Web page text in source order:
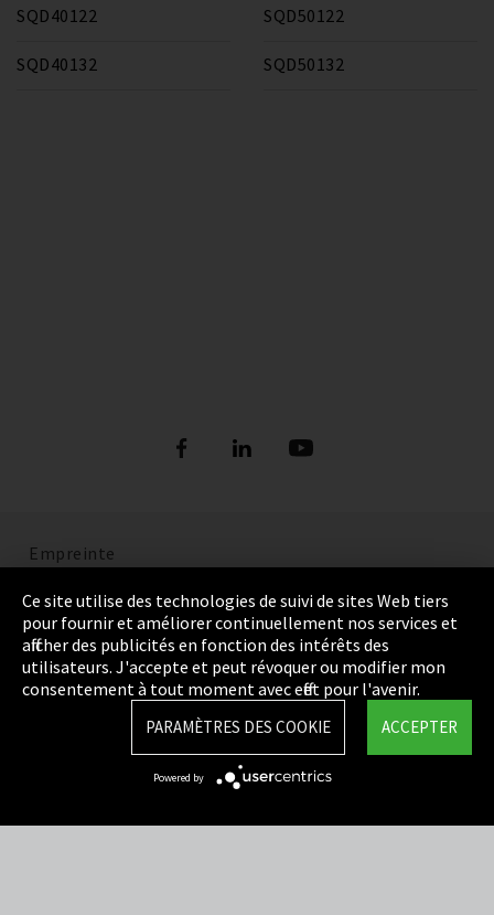
SQD40122
SQD40132
SQD50122
SQD50132
Empreinte
Politique de confidentialité
Cookie Settings
Termes et Conditions
Integrity Line
Ce site utilise des technologies de suivi de sites Web tiers
pour fournir et améliorer continuellement nos services et
afficher des publicités en fonction des intérêts des
utilisateurs. J'accepte et peut révoquer ou modifier mon
consentement à tout moment avec effet pour l'avenir.
ACCEPTER
PARAMÈTRES DES COOKIE
Powered by